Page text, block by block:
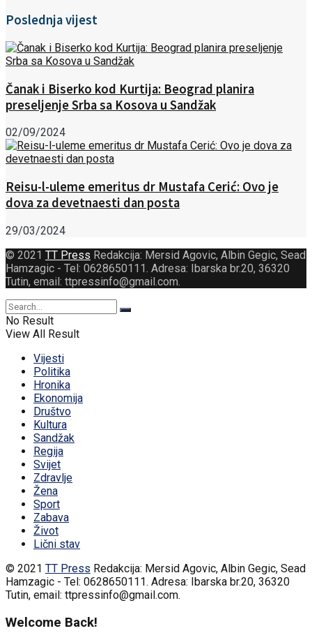
Poslednja vijest
Čanak i Biserko kod Kurtija: Beograd planira
preseljenje Srba sa Kosova u Sandžak
02/09/2024
Reisu-l-uleme emeritus dr Mustafa Cerić: Ovo je
dova za devetnaesti dan posta
29/03/2024
© 2021 TT Press Redakcija: Mersid Agovic, Albin Gegic, Sead
Hamzagic - Tel: 0628650111. Adresa: Ibarska br.20, 36320
Tutin, email: ttpressinfo@gmail.com.
No Result
View All Result
Vijesti
Politika
Hronika
Ekonomija
Društvo
Kultura
Sandžak
Regija
Svijet
Zdravlje
Žena
Sport
Zabava
Život
Lični stav
© 2021 TT Press Redakcija: Mersid Agovic, Albin Gegic, Sead
Hamzagic - Tel: 0628650111. Adresa: Ibarska br.20, 36320
Tutin, email: ttpressinfo@gmail.com.
Welcome Back!